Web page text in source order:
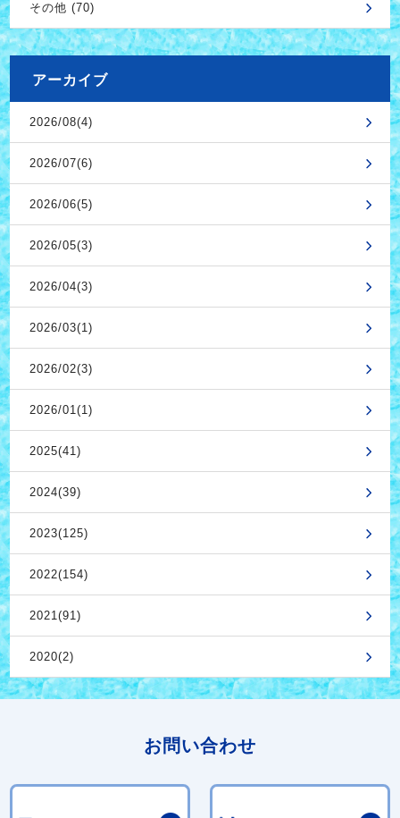
その他 (70)
アーカイブ
2026/08(4)
2026/07(6)
2026/06(5)
2026/05(3)
2026/04(3)
2026/03(1)
2026/02(3)
2026/01(1)
2025(41)
2024(39)
2023(125)
2022(154)
2021(91)
2020(2)
お問い合わせ